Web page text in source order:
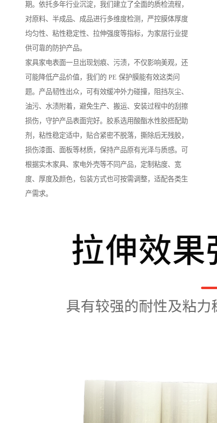
期。依托多年行业沉淀，我们建立了全面的质检流程，
对原料、半成品、成品进行多维度检测，严控膜体厚度
均匀性、粘性稳定性、拉伸强度等指标，为家居行业提
供可靠的防护产品。
家具家电表面一旦出现划痕、污渍，不仅影响美观，还
可能降低产品价值，我们的 PE 保护膜能有效这类问
题。产品韧性出众，可有效缓冲外力碰撞，阻挡灰尘、
油污、水渍附着，避免生产、搬运、安装过程中的刮擦
损伤，守护产品表面完好。胶系选用酸酯水性胶搭配助
剂，粘性稳定适中，贴合紧密不脱落，撕除后无残胶，
损伤漆面、面板等材质，保持产品原有光泽与质感。可
根据实木家具、家电外壳等不同产品，定制粘度、宽
度、厚度及颜色，包装方式也可按需调整，适配各类生
产需求。